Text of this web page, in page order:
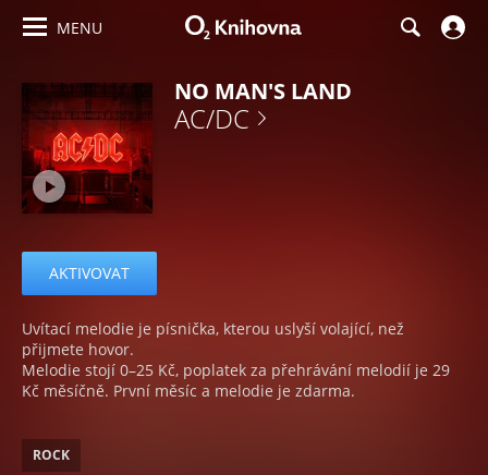
MENU
NO MAN'S LAND
AC/DC
AKTIVOVAT
Uvítací melodie je písnička, kterou uslyší volající, než
přijmete hovor.
Melodie stojí 0–25 Kč, poplatek za přehrávání melodií je 29
Kč měsíčně. První měsíc a melodie je zdarma.
ROCK